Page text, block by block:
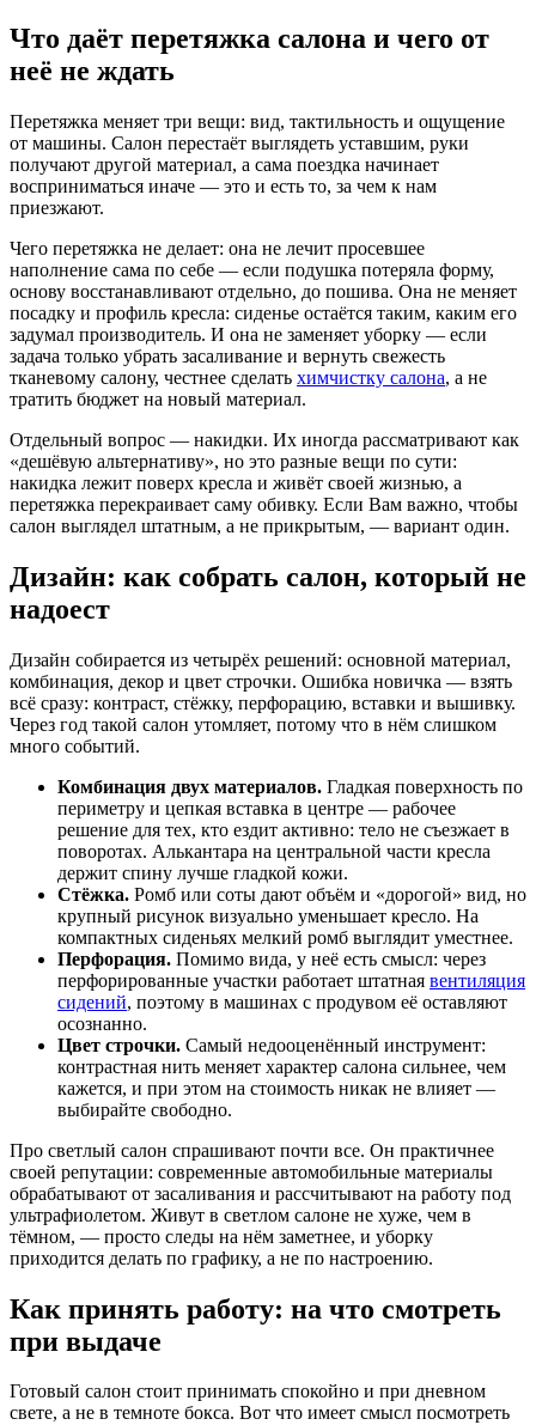
Что даёт перетяжка салона и чего от
неё не ждать
Перетяжка меняет три вещи: вид, тактильность и ощущение
от машины. Салон перестаёт выглядеть уставшим, руки
получают другой материал, а сама поездка начинает
восприниматься иначе — это и есть то, за чем к нам
приезжают.
Чего перетяжка не делает: она не лечит просевшее
наполнение сама по себе — если подушка потеряла форму,
основу восстанавливают отдельно, до пошива. Она не меняет
посадку и профиль кресла: сиденье остаётся таким, каким его
задумал производитель. И она не заменяет уборку — если
задача только убрать засаливание и вернуть свежесть
тканевому салону, честнее сделать химчистку салона, а не
тратить бюджет на новый материал.
Отдельный вопрос — накидки. Их иногда рассматривают как
«дешёвую альтернативу», но это разные вещи по сути:
накидка лежит поверх кресла и живёт своей жизнью, а
перетяжка перекраивает саму обивку. Если Вам важно, чтобы
салон выглядел штатным, а не прикрытым, — вариант один.
Дизайн: как собрать салон, который не
надоест
Дизайн собирается из четырёх решений: основной материал,
комбинация, декор и цвет строчки. Ошибка новичка — взять
всё сразу: контраст, стёжку, перфорацию, вставки и вышивку.
Через год такой салон утомляет, потому что в нём слишком
много событий.
Комбинация двух материалов. Гладкая поверхность по
периметру и цепкая вставка в центре — рабочее
решение для тех, кто ездит активно: тело не съезжает в
поворотах. Алькантара на центральной части кресла
держит спину лучше гладкой кожи.
Стёжка. Ромб или соты дают объём и «дорогой» вид, но
крупный рисунок визуально уменьшает кресло. На
компактных сиденьях мелкий ромб выглядит уместнее.
Перфорация. Помимо вида, у неё есть смысл: через
перфорированные участки работает штатная вентиляция
сидений, поэтому в машинах с продувом её оставляют
осознанно.
Цвет строчки. Самый недооценённый инструмент:
контрастная нить меняет характер салона сильнее, чем
кажется, и при этом на стоимость никак не влияет —
выбирайте свободно.
Про светлый салон спрашивают почти все. Он практичнее
своей репутации: современные автомобильные материалы
обрабатывают от засаливания и рассчитывают на работу под
ультрафиолетом. Живут в светлом салоне не хуже, чем в
тёмном, — просто следы на нём заметнее, и уборку
приходится делать по графику, а не по настроению.
Как принять работу: на что смотреть
при выдаче
Готовый салон стоит принимать спокойно и при дневном
свете, а не в темноте бокса. Вот что имеет смысл посмотреть